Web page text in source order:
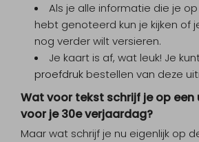
Als je alle informatie die je
hebt genoteerd kun je kijken of
nog verder wilt versieren.
Je kaart is af, wat leuk! Je
proefdruk bestellen van deze
Wat voor tekst schrijf je op
voor je 30e verjaardag?
Maar wat schrijf je nu eigenlijk op